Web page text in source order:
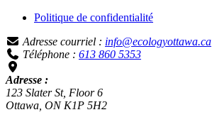
Politique de confidentialité
Adresse courriel : info@ecologyottawa.ca
Téléphone : 613 860 5353
Adresse :
123 Slater St, Floor 6
Ottawa, ON K1P 5H2